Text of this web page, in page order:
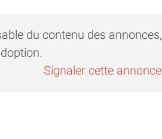
du contenu des annonces,
Signaler cette annonce